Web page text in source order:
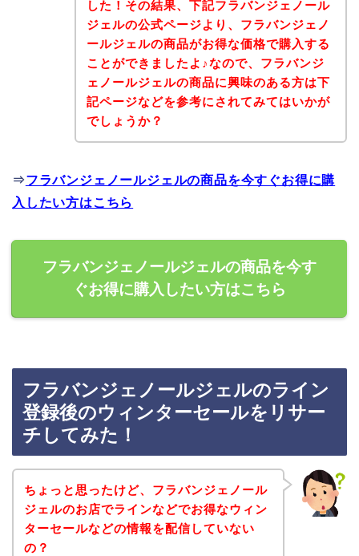
した！その結果、下記フラバンジェノール
ジェルの公式ページより、フラバンジェノ
ールジェルの商品がお得な価格で購入する
ことができましたよ♪なので、フラバンジ
ェノールジェルの商品に興味のある方は下
記ページなどを参考にされてみてはいかが
でしょうか？
⇒フラバンジェノールジェルの商品を今すぐお得に購
入したい方はこちら
フラバンジェノールジェルの商品を今す
ぐお得に購入したい方はこちら
フラバンジェノールジェルのライン
登録後のウィンターセールをリサー
チしてみた！
ちょっと思ったけど、フラバンジェノール
ジェルのお店でラインなどでお得なウィン
ターセールなどの情報を配信していない
の？